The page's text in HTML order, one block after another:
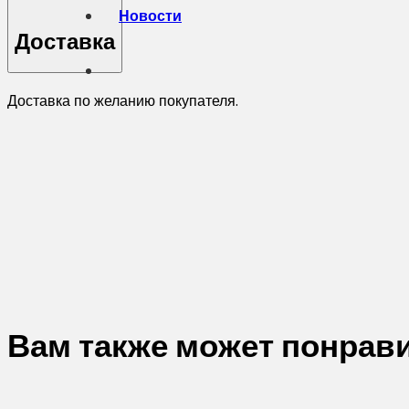
Новости
Доставка
Доставка по желанию покупателя.
Вам также может